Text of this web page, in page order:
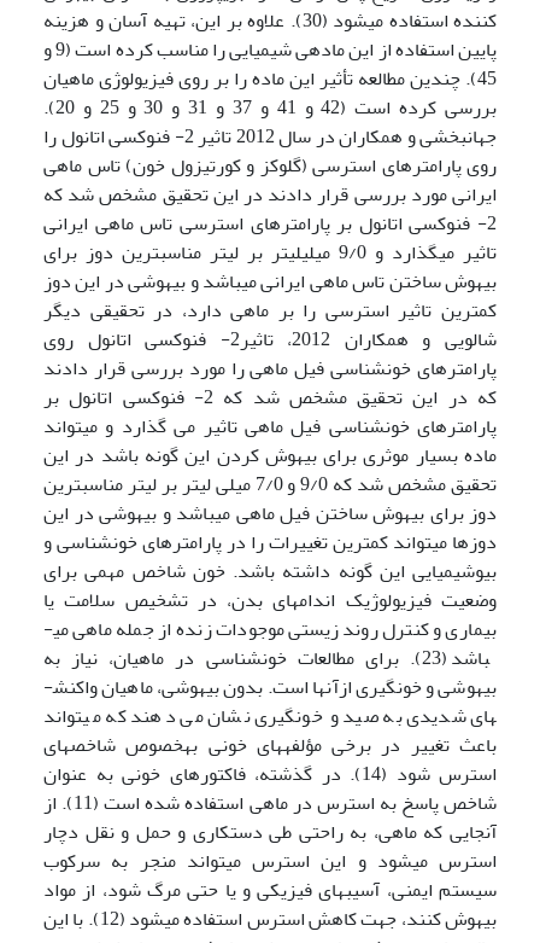
کننده استفاده می­شود (30). علاوه بر این، تهیه آسان و هزینه
پایین استفاده از این ماده­ی شیمیایی را مناسب کرده است (9 و
45). چندین مطالعه تأثیر این ماده را بر روی فیزیولوژی ماهیان
بررسی کرده است (42 و 41 و 37 و 31 و 30 و 25 و 20).
جهانبخشی و همکاران در سال 2012 تاثیر 2- فنوکسی اتانول را
روی پارامترهای استرسی (گلوکز و کورتیزول خون) تاس ماهی
ایرانی مورد بررسی قرار دادند در این تحقیق مشخص شد که
2- فنوکسی اتانول بر پارامترهای استرسی تاس ماهی ایرانی
تاثیر می­گذارد و 9/0 میلی­لیتر بر لیتر مناسب­ترین دوز برای
بیهوش ساختن تاس ماهی ایرانی می­باشد و بیهوشی در این دوز
کمترین تاثیر استرسی را بر ماهی دارد، در تحقیقی دیگر
شالویی و همکاران 2012، تاثیر2- فنوکسی اتانول روی
پارامترهای خونشناسی فیل ماهی را مورد بررسی قرار دادند
که در این تحقیق مشخص شد که 2- فنوکسی اتانول بر
پارامترهای خونشناسی فیل ماهی تاثیر می گذارد و می­تواند
ماده بسیار موثری برای بیهوش کردن این گونه باشد در این
تحقیق مشخص شد که 9/0 و 7/0 میلی لیتر بر لیتر مناسب­ترین
دوز برای بیهوش ساختن فیل ماهی می­باشد و بیهوشی در این
دوزها می­تواند کمترین تغییرات را در پارامترهای خونشناسی و
بیو­شیمیایی این گونه داشته باشد. خون شاخص مهمی برای
وضعیت فیزیولوژیک اندام­های بدن، در تشخیص سلامت یا
بیماری و کنترل روند زیستی موجودات زنده از جمله ماهی می­
باشد (23). برای مطالعات خون­شناسی در ماهیان، نیاز به
بیهوشی و خون­گیری ازآن­ها است. بدون بیهوشی، ماهیان واکنش­
های شدیدی به صید و خون­گیری نشان می دهند که می­تواند
باعث تغییر در برخی مؤلفه­های خونی به­خصوص شاخص­های
استرس شود (14). در گذشته، فاکتورهای خونی به عنوان
شاخص پاسخ به استرس در ماهی استفاده شده است (11). از
آنجایی که ماهی، به راحتی طی دستکاری و حمل و نقل دچار
استرس می­شود و این استرس می­تواند منجر به سرکوب
سیستم ایمنی، آسیب­های فیزیکی و یا حتی مرگ شود، از مواد
بیهوش کنند، جهت کاهش استرس استفاده می­شود (12). با این